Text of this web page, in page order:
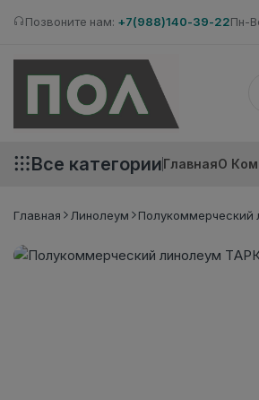
Позвоните нам: +7(988)140-39-22Пн-
Все категорииГлавнаяО
Главная Линолеум Полукоммерческий